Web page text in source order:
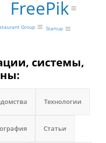
FreePik
Group Startup
системы,
Технологии
Статьи